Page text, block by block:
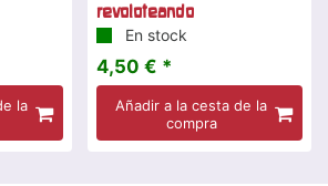
la
revoloteando
En stock
4,50 € *
Añadir a la cesta de la
compra